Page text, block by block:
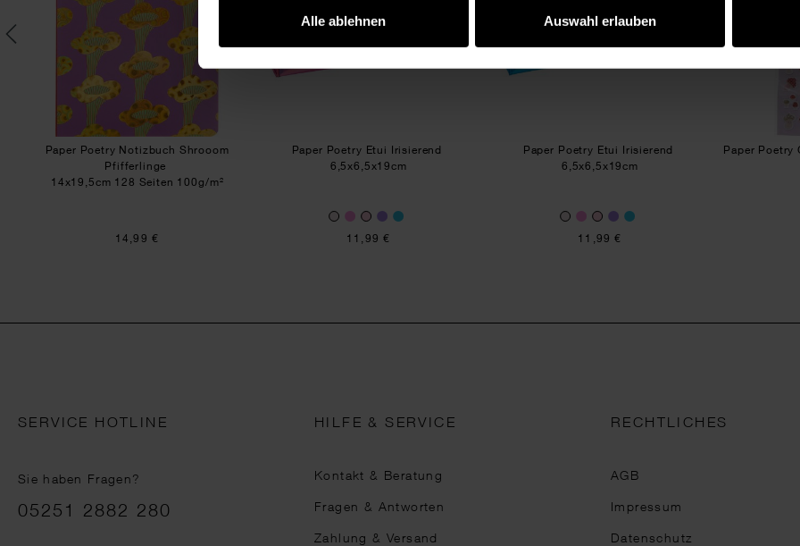
Alle ablehnen Auswahl erlauben
Paper Poetry Notizbuch Shrooom
Pfifferlinge
14x19,5cm 128 Seiten 100g/m²
14,99 €
Paper Poetry Etui Irisierend
6,5x6,5x19cm
11,99 €
Paper Poetry Etui Irisierend
6,5x6,5x19cm
11,99 €
Paper Poetry
SERVICE HOTLINE
Sie haben Fragen?
Telefonnummer
05251 2882 280
HILFE & SERVICE
Kontakt & Beratung
Fragen & Antworten
Zahlung & Versand
RECHTLICHES
AGB
Impressum
Datenschutz